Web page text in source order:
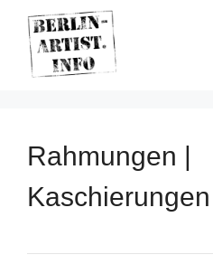
content
Rahmungen |
Kaschierungen